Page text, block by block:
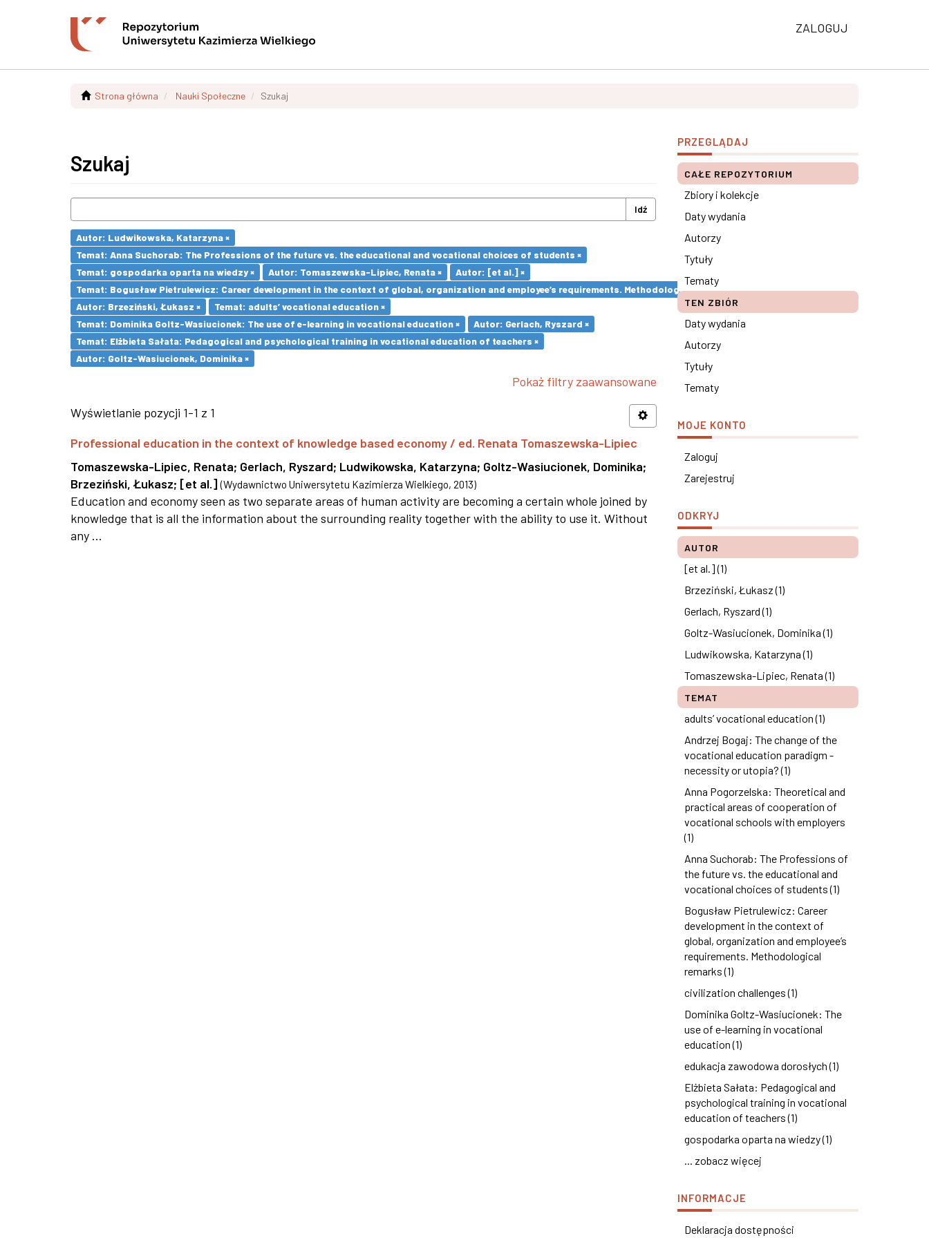
ZALOGUJ
Strona główna Nauki Społeczne Szukaj
Szukaj
Idź
Autor: Ludwikowska, Katarzyna ×
Temat: Anna Suchorab: The Professions of the future vs. the educational and vocational choices of students ×
Temat: gospodarka oparta na wiedzy ×
Autor: Tomaszewska-Lipiec, Renata ×
Autor: [et al.] ×
Temat: Bogusław Pietrulewicz: Career development in the context of global, organization and employee’s requirements. Methodological remarks ×
Autor: Brzeziński, Łukasz ×
Temat: adults’ vocational education ×
Temat: Dominika Goltz-Wasiucionek: The use of e-learning in vocational education ×
Autor: Gerlach, Ryszard ×
Temat: Elżbieta Sałata: Pedagogical and psychological training in vocational education of teachers ×
Autor: Goltz-Wasiucionek, Dominika ×
Pokaż filtry zaawansowane
Wyświetlanie pozycji 1-1 z 1
Professional education in the context of knowledge based economy / ed. Renata Tomaszewska-Lipiec
Tomaszewska-Lipiec, Renata; Gerlach, Ryszard; Ludwikowska, Katarzyna; Goltz-Wasiucionek, Dominika;
Brzeziński, Łukasz; [et al.] (Wydawnictwo Uniwersytetu Kazimierza Wielkiego, 2013)
Education and economy seen as two separate areas of human activity are becoming a certain whole joined by
knowledge that is all the information about the surrounding reality together with the ability to use it. Without
any ...
PRZEGLĄDAJ
CAŁE REPOZYTORIUM
Zbiory i kolekcje
Daty wydania
Autorzy
Tytuły
Tematy
TEN ZBIÓR
Daty wydania
Autorzy
Tytuły
Tematy
MOJE KONTO
Zaloguj
Zarejestruj
ODKRYJ
AUTOR
[et al.] (1)
Brzeziński, Łukasz (1)
Gerlach, Ryszard (1)
Goltz-Wasiucionek, Dominika (1)
Ludwikowska, Katarzyna (1)
Tomaszewska-Lipiec, Renata (1)
TEMAT
adults’ vocational education (1)
Andrzej Bogaj: The change of the
vocational education paradigm -
necessity or utopia? (1)
Anna Pogorzelska: Theoretical and
practical areas of cooperation of
vocational schools with employers
(1)
Anna Suchorab: The Professions of
the future vs. the educational and
vocational choices of students (1)
Bogusław Pietrulewicz: Career
development in the context of
global, organization and employee’s
requirements. Methodological
remarks (1)
civilization challenges (1)
Dominika Goltz-Wasiucionek: The
use of e-learning in vocational
education (1)
edukacja zawodowa dorosłych (1)
Elżbieta Sałata: Pedagogical and
psychological training in vocational
education of teachers (1)
gospodarka oparta na wiedzy (1)
... zobacz więcej
INFORMACJE
Deklaracja dostępności